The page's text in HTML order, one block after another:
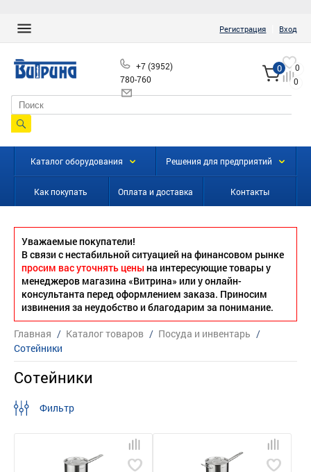
Регистрация Вход
+7 (3952)
780-760
0
0
0
Каталог оборудования Решения для предприятий
Как покупать Оплата и доставка Контакты
Уважаемые покупатели!
В связи с нестабильной ситуацией на финансовом рынке
просим вас уточнять цены на интересующие товары у
менеджеров магазина «Витрина» или у онлайн-
консультанта перед оформлением заказа. Приносим
извинения за неудобство и благодарим за понимание.
Главная / Каталог товаров / Посуда и инвентарь /
Сотейники
Сотейники
Фильтр